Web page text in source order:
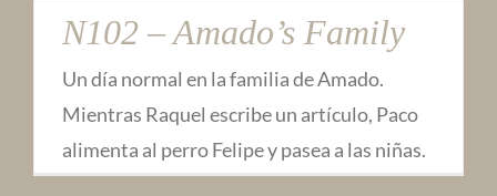
N102 – Amado’s Family
Un día normal en la familia de Amado.
Mientras Raquel escribe un artículo, Paco
alimenta al perro Felipe y pasea a las niñas.